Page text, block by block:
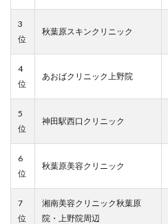
3
位
秋葉原スキンクリニック
4
位
あおばクリニック上野院
5
位
神田駅西口クリニック
6
位
秋葉原美容クリニック
7
位
湘南美容クリニック秋葉原
院・上野院周辺